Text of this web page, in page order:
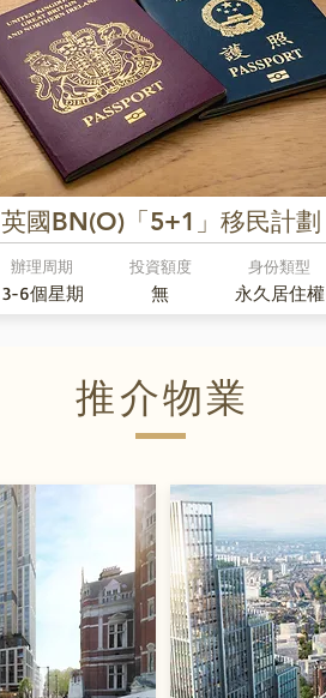
英國BN(O)「5+1」移民計劃
辦理周期
3-6個星期
投資額度
無
身份類型
永久居住權
推介物業